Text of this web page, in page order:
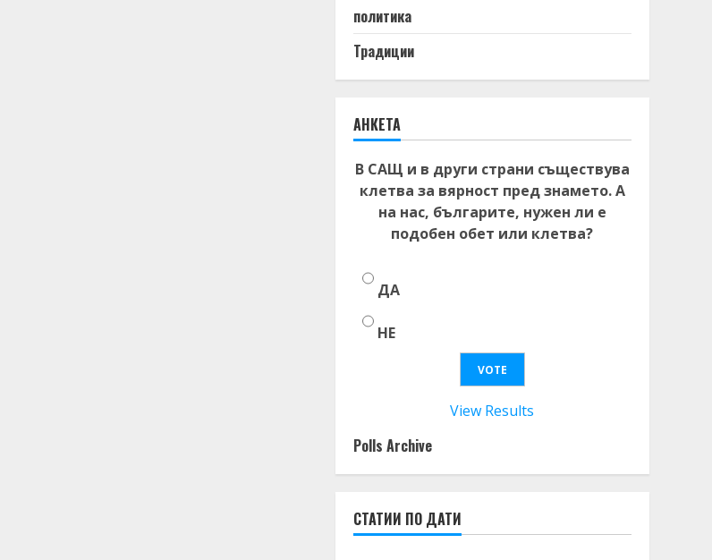
политика
Традиции
АНКЕТА
В САЩ и в други страни съществува
клетва за вярност пред знамето. А
на нас, българите, нужен ли е
подобен обет или клетва?
ДА
НЕ
View Results
Polls Archive
СТАТИИ ПО ДАТИ